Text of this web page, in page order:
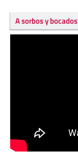
A sorbos y bocados